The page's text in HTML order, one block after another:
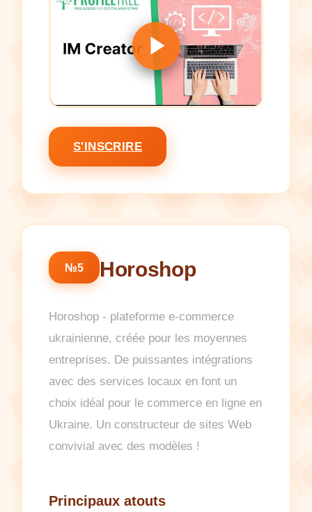
S'INSCRIRE
№5 Horoshop
Horoshop - plateforme e-commerce
ukrainienne, créée pour les moyennes
entreprises. De puissantes intégrations
avec des services locaux en font un
choix idéal pour le commerce en ligne en
Ukraine. Un constructeur de sites Web
convivial avec des modèles !
Principaux atouts